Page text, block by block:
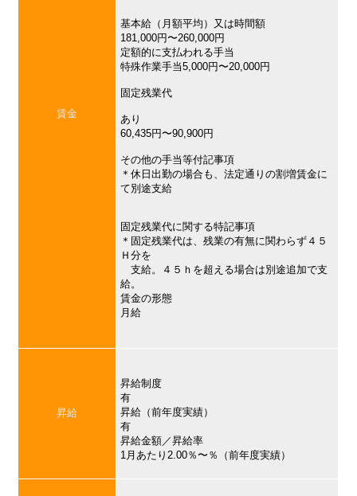
賃金
基本給（月額平均）又は時間額
181,000円〜260,000円
定額的に支払われる手当
特殊作業手当5,000円〜20,000円
固定残業代
あり
60,435円〜90,900円
その他の手当等付記事項
＊休日出勤の場合も、法定通りの割増賃金に
て別途支給
固定残業代に関する特記事項
＊固定残業代は、残業の有無に関わらず４５
Ｈ分を
支給。４５ｈを超える場合は別途追加で支
給。
賃金の形態
月給
昇給
昇給制度
有
昇給（前年度実績）
有
昇給金額／昇給率
1月あたり2.00％〜％（前年度実績）